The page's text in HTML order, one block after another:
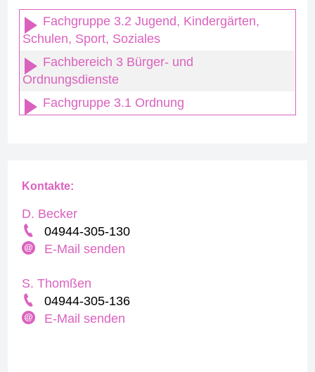
Fachgruppe 3.2 Jugend, Kindergärten,
Schulen, Sport, Soziales
Fachbereich 3 Bürger- und
Ordnungsdienste
Fachgruppe 3.1 Ordnung
Kontakte:
D. Becker
04944-305-130
E-Mail senden
S. Thomßen
04944-305-136
E-Mail senden